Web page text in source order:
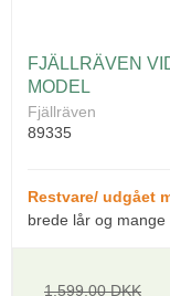
FJÄLLRÄVEN
MODEL
Fjällräven
89335
Restvare/ udgået
brede lår og mange
1.599,00 DKK